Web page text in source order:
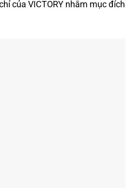
của VICTORY nhằm mục đích